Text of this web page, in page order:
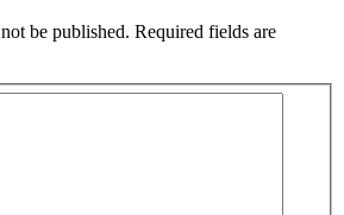
be published. Required fields are